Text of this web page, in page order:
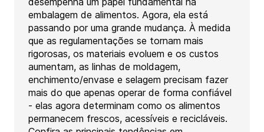
embalagem de alimentos. Agora, ela está
passando por uma grande mudança. À medida
que as regulamentações se tornam mais
rigorosas, os materiais evoluem e os custos
aumentam, as linhas de moldagem,
enchimento/envase e selagem precisam fazer
mais do que apenas operar de forma confiável
- elas agora determinam como os alimentos
permanecem frescos, acessíveis e recicláveis.